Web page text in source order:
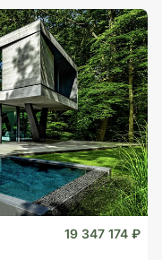
19 347 174 ₽